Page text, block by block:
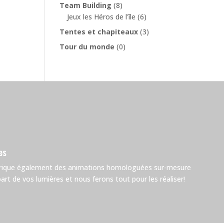
Team Building (8)
Jeux les Héros de l'île (6)
Tentes et chapiteaux (3)
Tour du monde (0)
également des animations homologuées sur-mesure
de vos lumières et nous ferons tout pour les réaliser!